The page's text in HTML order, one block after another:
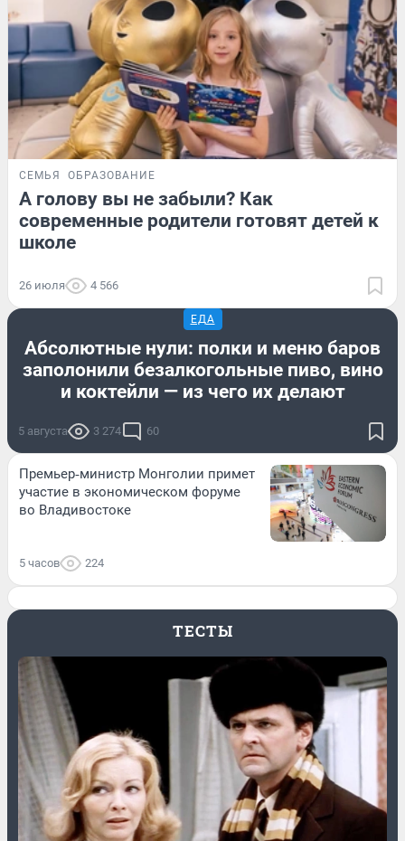
СЕМЬЯ ОБРАЗОВАНИЕ
А голову вы не забыли? Как
современные родители готовят детей к
школе
26 июля 4 566
ЕДА
Абсолютные нули: полки и меню баров
заполонили безалкогольные пиво, вино
и коктейли — из чего их делают
5 августа 3 274 60
Премьер‑министр Монголии примет
участие в экономическом форуме
во Владивостоке
5 часов 224
ТЕСТЫ